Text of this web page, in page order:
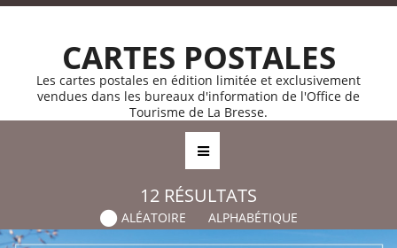
CARTES POSTALES
Les cartes postales en édition limitée et exclusivement
vendues dans les bureaux d'information de l'Office de
Tourisme de La Bresse.
12 RÉSULTATS
ALÉATOIRE ALPHABÉTIQUE